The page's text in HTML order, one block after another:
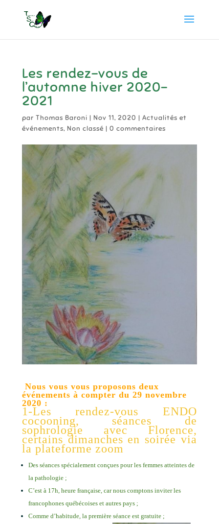
Les rendez-vous de
l’automne hiver 2020-
2021
par Thomas Baroni | Nov 11, 2020 | Actualités et
événements, Non classé | 0 commentaires
Nous vous vous proposons deux
événements à compter du 29 novembre
2020 :
1-Les rendez-vous ENDO
cocooning, séances de
sophrologie avec Florence,
certains dimanches en soirée via
la plateforme zoom
Des séances spécialement conçues pour les femmes atteintes de
la pathologie ;
C’est à 17h, heure française, car nous comptons inviter les
francophones québécoises et autres pays ;
Comme d’habitude, la première séance est gratuite ;